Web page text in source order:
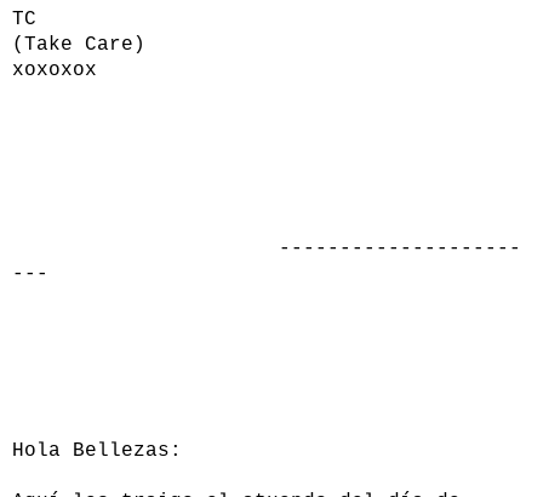
TC
(Take Care)
xoxoxox
--------------------
---
Hola Bellezas: